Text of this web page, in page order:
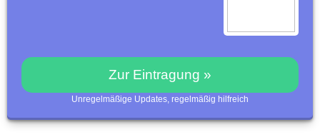
Zur Eintragung »
Unregelmäßige Updates, regelmäßig hilfreich